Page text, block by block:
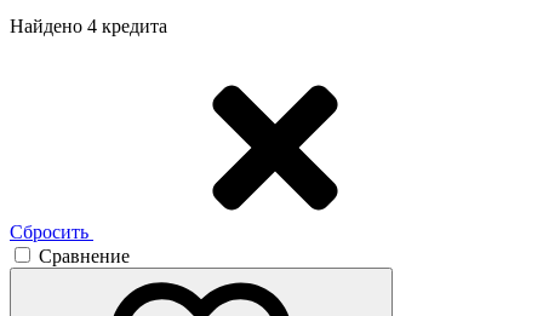
Найдено 4 кредита
Сбросить
Сравнение